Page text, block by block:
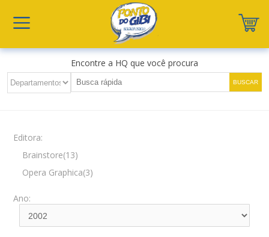
Encontre a HQ que você procura
Editora:
Brainstore(13)
Opera Graphica(3)
Ano: